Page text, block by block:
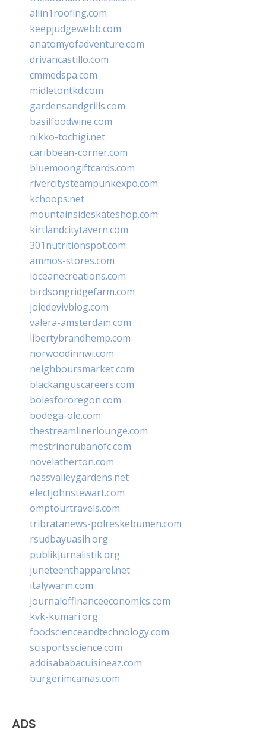
allin1roofing.com
keepjudgewebb.com
anatomyofadventure.com
drivancastillo.com
cmmedspa.com
midletontkd.com
gardensandgrills.com
basilfoodwine.com
nikko-tochigi.net
caribbean-corner.com
bluemoongiftcards.com
rivercitysteampunkexpo.com
kchoops.net
mountainsideskateshop.com
kirtlandcitytavern.com
301nutritionspot.com
ammos-stores.com
loceanecreations.com
birdsongridgefarm.com
joiedevivblog.com
valera-amsterdam.com
libertybrandhemp.com
norwoodinnwi.com
neighboursmarket.com
blackanguscareers.com
bolesfororegon.com
bodega-ole.com
thestreamlinerlounge.com
mestrinorubanofc.com
novelatherton.com
nassvalleygardens.net
electjohnstewart.com
omptourtravels.com
tribratanews-polreskebumen.com
rsudbayuasih.org
publikjurnalistik.org
juneteenthapparel.net
italywarm.com
journaloffinanceeconomics.com
kvk-kumari.org
foodscienceandtechnology.com
scisportsscience.com
addisababacuisineaz.com
burgerimcamas.com
ADS